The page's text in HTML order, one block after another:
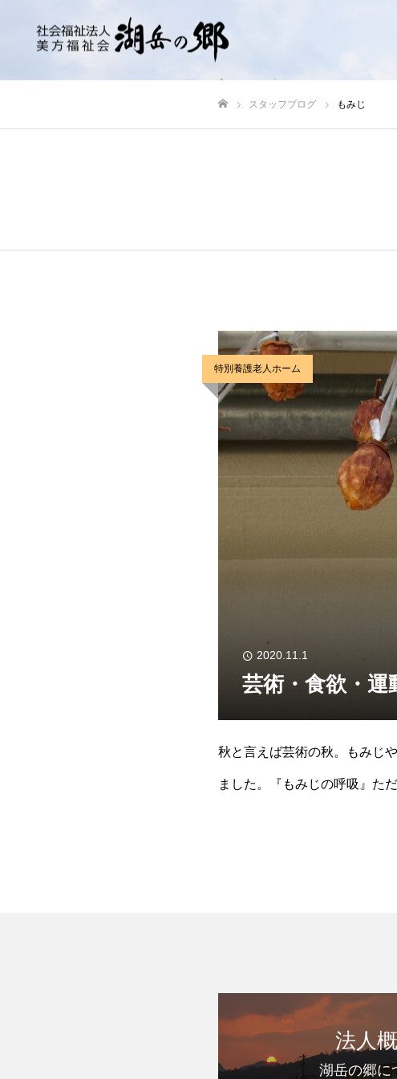
スタッフブログ もみじ
特別養護老人ホーム
2020.11.1
芸術・食欲・運
秋と言えば芸術の秋。もみじ
ました。『もみじの呼吸』た
法人
湖岳の郷に